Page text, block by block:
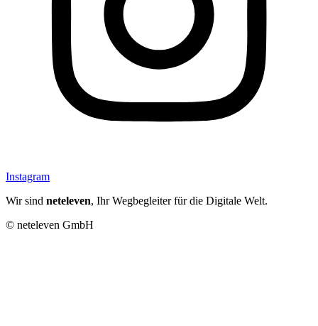
Instagram
Wir sind neteleven, Ihr Wegbegleiter für die Digitale Welt.
© neteleven GmbH